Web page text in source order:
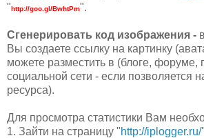
"http://goo.gl/BwhtPm".
Сгенерировать код изображения -
Вы создаете ссылку на картинку
можете разместить в (блоге, форуме,
социальной сети - если позволяется
ресурса).
Для просмотра статистики Вам
1. Зайти на страницу "http://iplogger.ru/